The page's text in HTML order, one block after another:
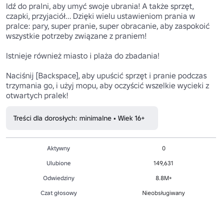
Idź do pralni, aby umyć swoje ubrania! A także sprzęt,
czapki, przyjaciół... Dzięki wielu ustawieniom prania w
pralce: pary, super pranie, super obracanie, aby zaspokoić
wszystkie potrzeby związane z praniem!
Istnieje również miasto i plaża do zbadania!
Naciśnij [Backspace], aby upuścić sprzęt i pranie podczas
trzymania go, i użyj mopu, aby oczyścić wszelkie wycieki z
Treści dla dorosłych: minimalne • Wiek 16+
Aktywny
0
Ulubione
149,631
Odwiedziny
8.8M+
Czat głosowy
Nieobsługiwany